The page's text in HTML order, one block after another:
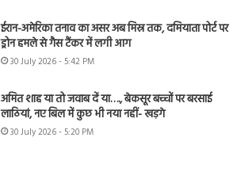
ईरान-अमेरिका तनाव का असर अब मिस्र तक, दमियाता पोर्ट पर
ड्रोन हमले से गैस टैंकर में लगी आग
30 July 2026 - 5:42 PM
अमित शाह या तो जवाब दें या…., बेकसूर बच्चों पर बरसाई
लाठियां, नए बिल में कुछ भी नया नहीं- खड़गे
30 July 2026 - 5:20 PM